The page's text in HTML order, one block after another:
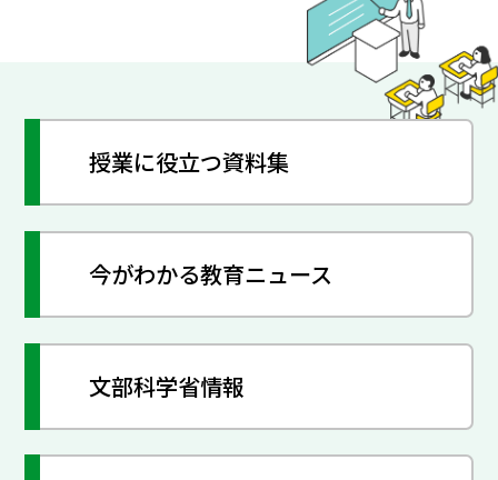
授業に役立つ資料集
今がわかる教育ニュース
文部科学省情報